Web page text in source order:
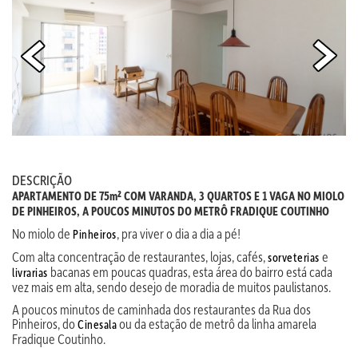
DESCRIÇÃO
APARTAMENTO DE 75m² COM VARANDA, 3 QUARTOS E 1 VAGA NO MIOLO
DE PINHEIROS, A POUCOS MINUTOS DO METRÔ FRADIQUE COUTINHO
No miolo de Pinheiros, pra viver o dia a dia a pé!
Com alta concentração de restaurantes, lojas, cafés,sorveterias e
livrarias bacanas em poucas quadras, esta área do bairro está cada
vez mais em alta, sendo desejo de moradia de muitos paulistanos.
A poucos minutos de caminhada dos restaurantes da Rua dos
Pinheiros, doCinesalaou da estação de metrô da linha amarela
Fradique Coutinho.